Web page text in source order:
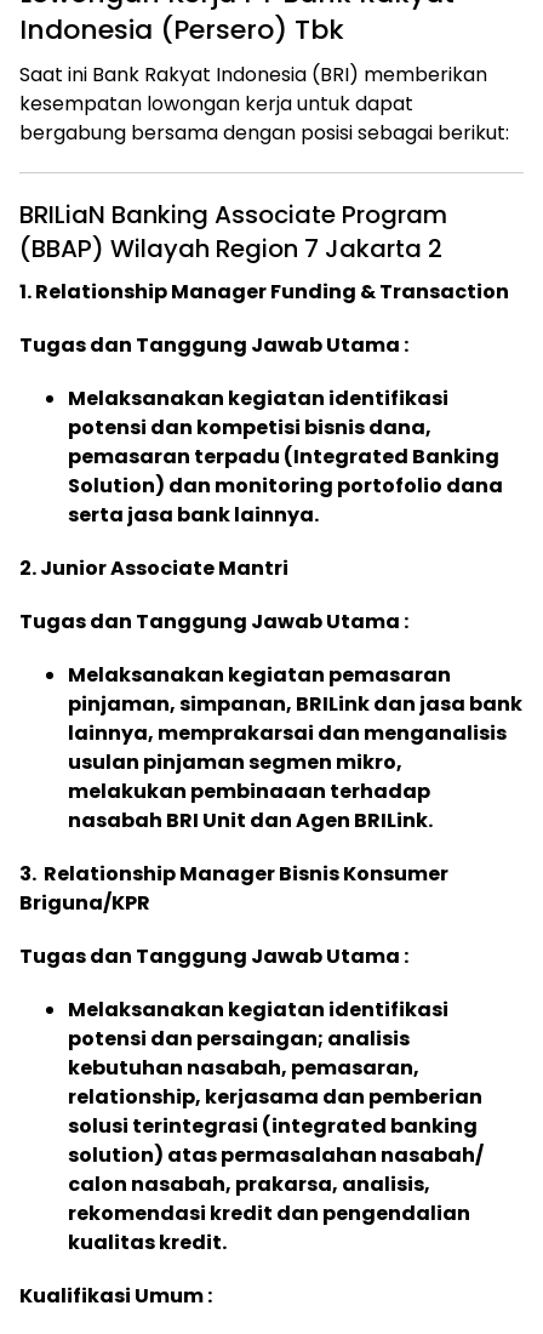
Indonesia (Persero) Tbk
Saat ini Bank Rakyat Indonesia (BRI) memberikan
kesempatan lowongan kerja untuk dapat
bergabung bersama dengan posisi sebagai berikut:
BRILiaN Banking Associate Program
(BBAP) Wilayah Region 7 Jakarta 2
1. Relationship Manager Funding & Transaction
Tugas dan Tanggung Jawab Utama :
Melaksanakan kegiatan identifikasi
potensi dan kompetisi bisnis dana,
pemasaran terpadu (Integrated Banking
Solution) dan monitoring portofolio dana
serta jasa bank lainnya.
2. Junior Associate Mantri
Tugas dan Tanggung Jawab Utama :
Melaksanakan kegiatan pemasaran
pinjaman, simpanan, BRILink dan jasa bank
lainnya, memprakarsai dan menganalisis
usulan pinjaman segmen mikro,
melakukan pembinaaan terhadap
nasabah BRI Unit dan Agen BRILink.
3. Relationship Manager Bisnis Konsumer
Briguna/KPR
Tugas dan Tanggung Jawab Utama :
Melaksanakan kegiatan identifikasi
potensi dan persaingan; analisis
kebutuhan nasabah, pemasaran,
relationship, kerjasama dan pemberian
solusi terintegrasi (integrated banking
solution) atas permasalahan nasabah/
calon nasabah, prakarsa, analisis,
rekomendasi kredit dan pengendalian
kualitas kredit.
Kualifikasi Umum :